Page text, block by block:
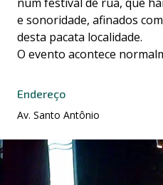
e sonoridade, afinados
desta pacata localidade.
O evento acontece
Endereço
Av. Santo Antônio